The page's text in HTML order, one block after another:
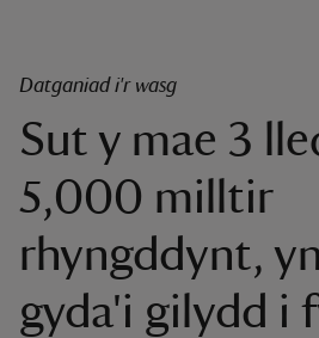
Datganiad i'r wasg
Sut y mae 3
5,000 milltir
rhyngddynt,
gyda'i gilydd i